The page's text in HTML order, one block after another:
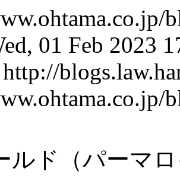
01 Feb 2023
http://
ルド（パーマ